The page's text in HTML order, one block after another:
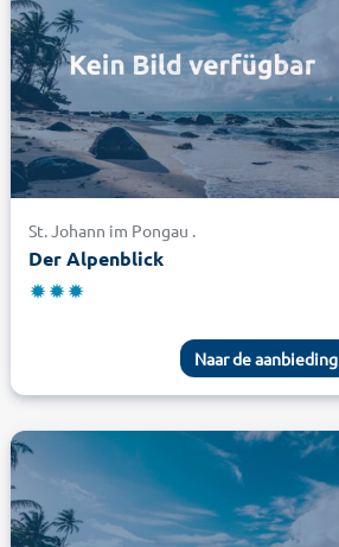
St. Johann im Pongau .
Der Alpenblick
Naar de aanbieding